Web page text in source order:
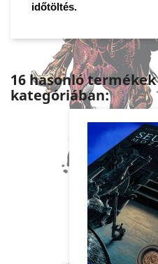
időtöltés.
16 hasonló
kategóriában: